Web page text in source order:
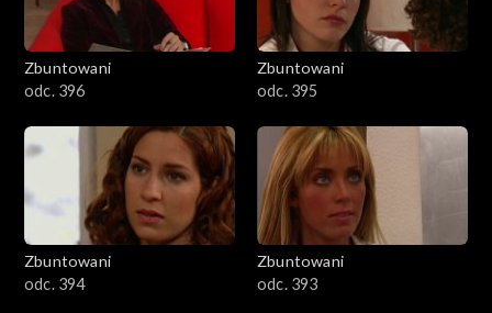
Zbuntowani
odc. 396
Zbuntowani
odc. 395
Zbuntowani
odc. 394
Zbuntowani
odc. 393